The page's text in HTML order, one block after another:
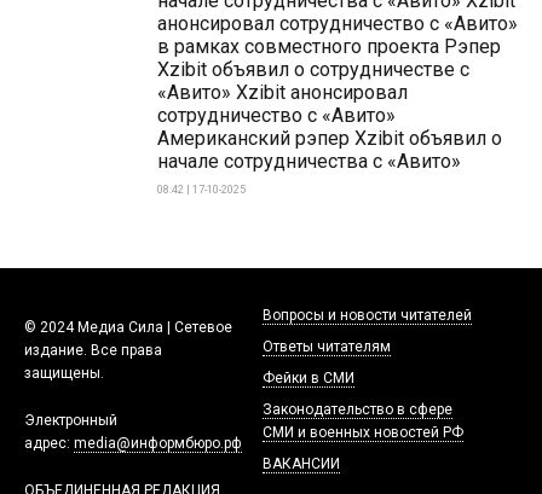
анонсировал сотрудничество с «Авито»
в рамках совместного проекта Рэпер
Xzibit объявил о сотрудничестве с
«Авито» Xzibit анонсировал
сотрудничество с «Авито»
Американский рэпер Xzibit объявил о
начале сотрудничества с «Авито»
08:42 | 17-10-2025
© 2024 Медиа Сила | Сетевое
издание. Все права
защищены.
Электронный
адрес: media@информбюро.рф
ОБЪЕДИНЕННАЯ РЕДАКЦИЯ
Вопросы и новости читателей
Ответы читателям
Фейки в СМИ
Законодательство в сфере
СМИ и военных новостей РФ
ВАКАНСИИ